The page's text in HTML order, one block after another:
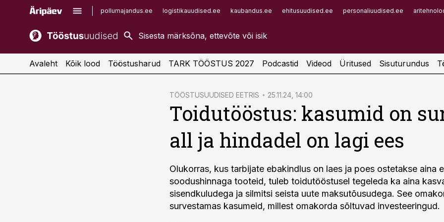
pollumajandus.ee logistikauudised.ee kaubandus.ee ehitusuudised.ee personaliuudised.ee
kaubandus.ee
kinnisvarauudised.ee
imelineajalugu.ee
Infopank
Avaleht Kõik lood Tööstusharud TARK TÖÖSTUS 2027 Podcastid Videod Üritused Sisuturundus
TÖÖSTUSUUDISED EETRIS 25.11.24, 14:00
Toidutööstus: kasumid on
all ja hindadel on lagi ees
Olukorras, kus tarbijate ebakindlus on laes ja poes ostetakse aina
soodushinnaga tooteid, tuleb toidutööstusel tegeleda ka aina
sisendkuludega ja silmitsi seista uute maksutõusudega. See
survestamas kasumeid, millest omakorda sõltuvad investeeringud.